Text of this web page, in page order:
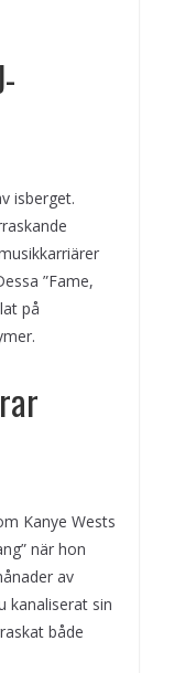
isberget.
”Fame,
på
Kanye Wests
när hon
av
kanaliserat sin
både